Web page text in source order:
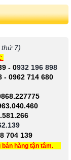
7)
- 0932 196 898
- 0962 714 680
704 139
hàng tận tâm.